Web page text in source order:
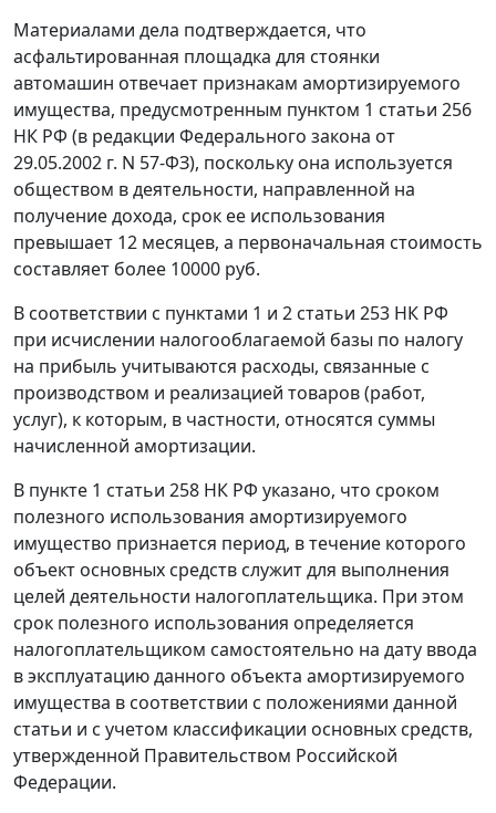
Материалами дела подтверждается, что
асфальтированная площадка для стоянки
автомашин отвечает признакам амортизируемого
имущества, предусмотренным пунктом 1 статьи 256
НК РФ (в редакции Федерального закона от
29.05.2002 г. N 57-ФЗ), поскольку она используется
обществом в деятельности, направленной на
получение дохода, срок ее использования
превышает 12 месяцев, а первоначальная стоимость
составляет более 10000 руб.
В соответствии с пунктами 1 и 2 статьи 253 НК РФ
при исчислении налогооблагаемой базы по налогу
на прибыль учитываются расходы, связанные с
производством и реализацией товаров (работ,
услуг), к которым, в частности, относятся суммы
начисленной амортизации.
В пункте 1 статьи 258 НК РФ указано, что сроком
полезного использования амортизируемого
имущество признается период, в течение которого
объект основных средств служит для выполнения
целей деятельности налогоплательщика. При этом
срок полезного использования определяется
налогоплательщиком самостоятельно на дату ввода
в эксплуатацию данного объекта амортизируемого
имущества в соответствии с положениями данной
статьи и с учетом классификации основных средств,
утвержденной Правительством Российской
Федерации.